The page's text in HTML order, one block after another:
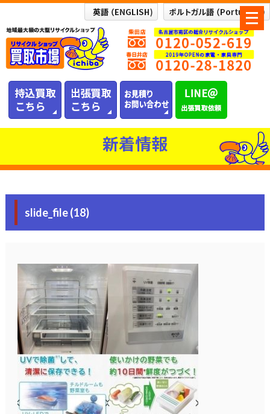
メ
ニ
ュ
ー
新着情報
slide_file (18)